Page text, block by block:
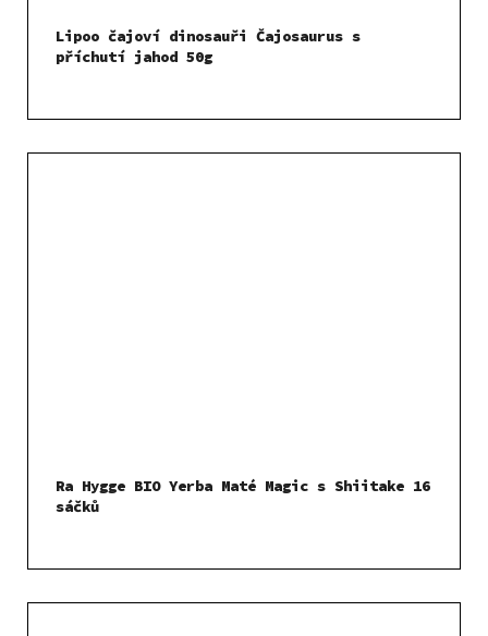
Lipoo čajoví dinosauři Čajosaurus s
příchutí jahod 50g
Ra Hygge BIO Yerba Maté Magic s Shiitake 16
sáčků